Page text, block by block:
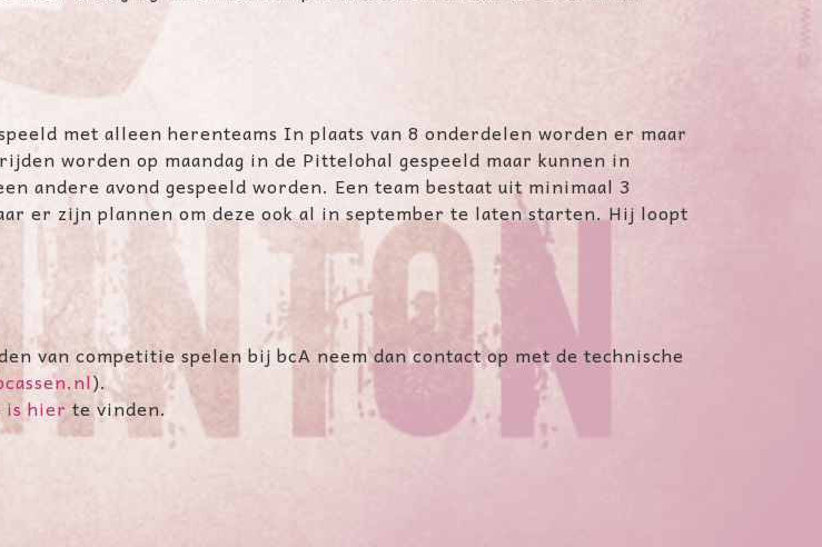
met alleen herenteams In plaats van 8 onderdelen worden er maar
worden op maandag in de Pittelohal gespeeld maar kunnen in
andere avond gespeeld worden. Een team bestaat uit minimaal 3
er zijn plannen om deze ook al in september te laten starten. Hij loopt
van competitie spelen bij bcA neem dan contact op met de technische
).
is hier te vinden.